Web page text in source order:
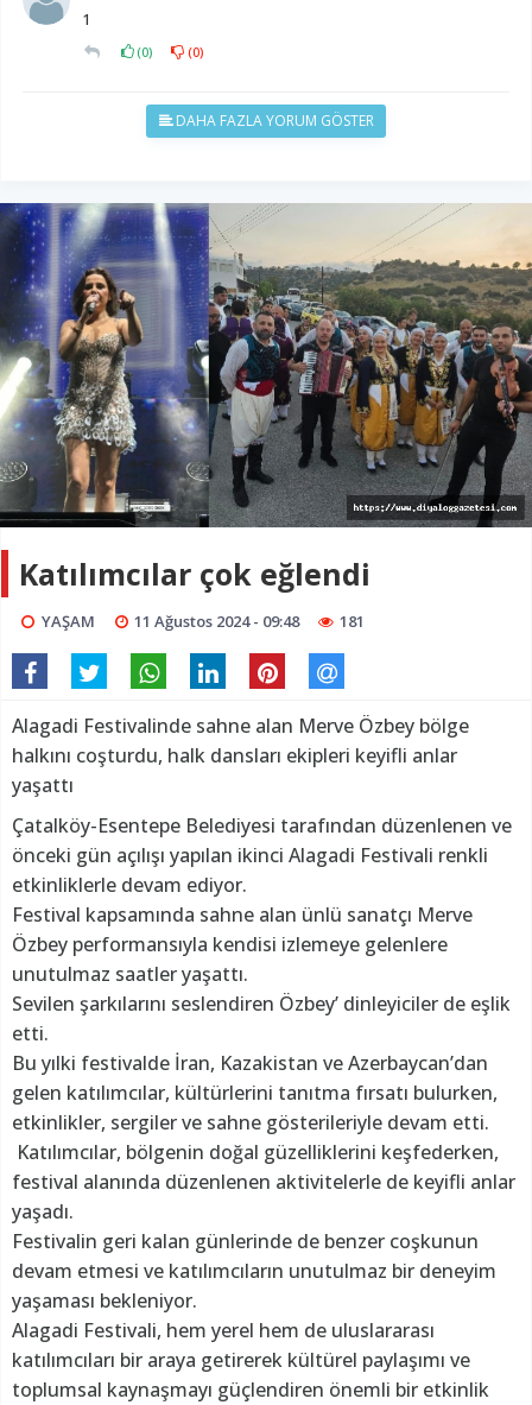
1
(0) (0)
DAHA FAZLA YORUM GÖSTER
Katılımcılar çok eğlendi
YAŞAM 11 Ağustos 2024 - 09:48 181
Alagadi Festivalinde sahne alan Merve Özbey bölge
halkını coşturdu, halk dansları ekipleri keyifli anlar
yaşattı
Çatalköy-Esentepe Belediyesi tarafından düzenlenen ve
önceki gün açılışı yapılan ikinci Alagadi Festivali renkli
etkinliklerle devam ediyor.
Festival kapsamında sahne alan ünlü sanatçı Merve
Özbey performansıyla kendisi izlemeye gelenlere
unutulmaz saatler yaşattı.
Sevilen şarkılarını seslendiren Özbey’ dinleyiciler de eşlik
etti.
Bu yılki festivalde İran, Kazakistan ve Azerbaycan’dan
gelen katılımcılar, kültürlerini tanıtma fırsatı bulurken,
etkinlikler, sergiler ve sahne gösterileriyle devam etti.
Katılımcılar, bölgenin doğal güzelliklerini keşfederken,
festival alanında düzenlenen aktivitelerle de keyifli anlar
yaşadı.
Festivalin geri kalan günlerinde de benzer coşkunun
devam etmesi ve katılımcıların unutulmaz bir deneyim
yaşaması bekleniyor.
Alagadi Festivali, hem yerel hem de uluslararası
katılımcıları bir araya getirerek kültürel paylaşımı ve
toplumsal kaynaşmayı güçlendiren önemli bir etkinlik